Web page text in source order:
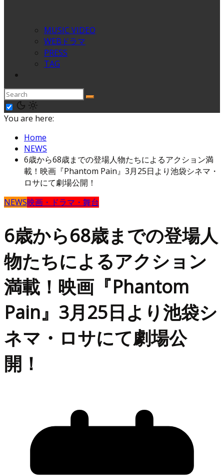
MUSIC VIDEO
WEBドラマ
PRESS
TAG
You are here:
Home
NEWS
6歳から68歳までの登場人物たちによるアクション満
載！映画『Phantom Pain』3月25日より池袋シネマ・
ロサにて劇場公開！
NEWS映画・ドラマ・舞台
6歳から68歳までの登場人
物たちによるアクション
満載！映画『Phantom
Pain』3月25日より池袋シ
ネマ・ロサにて劇場公
開！